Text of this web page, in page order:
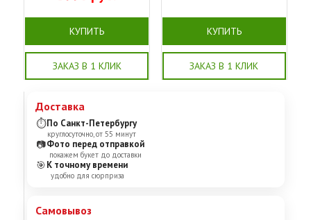
КУПИТЬ
ЗАКАЗ В 1 КЛИК
КУПИТЬ
ЗАКАЗ В 1 КЛИК
Доставка
⏱По Санкт-Петербургу
круглосуточно, от 55 минут
📷Фото перед отправкой
покажем букет до доставки
🎯К точному времени
удобно для сюрприза
Самовывоз